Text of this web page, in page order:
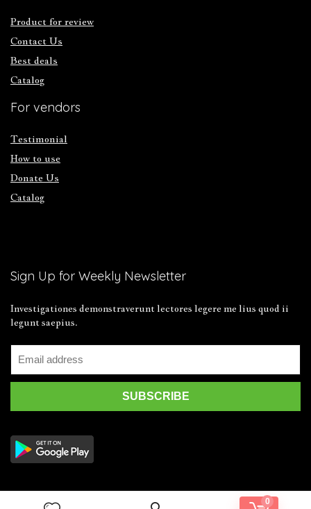
0
Product for review
Contact Us
Best deals
Catalog
For vendors
Testimonial
How to use
Donate Us
Catalog
Sign Up for Weekly Newsletter
Investigationes demonstraverunt lectores legere me lius quod ii
legunt saepius.